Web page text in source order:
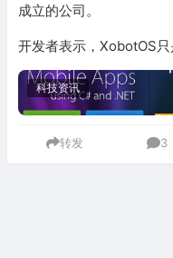
成立的公司。
开发者表示，XobotOS
科技资讯
转发 3